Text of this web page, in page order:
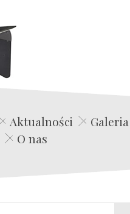
Edwin Film Agencja Aktorska
Aktualności
Galeria
O nas